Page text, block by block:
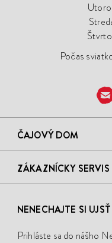
Počas
ČAJOVÝ DOM
ZÁKAZNÍCKY SERVIS
NENECHAJTE SI
Prihláste sa do nášho